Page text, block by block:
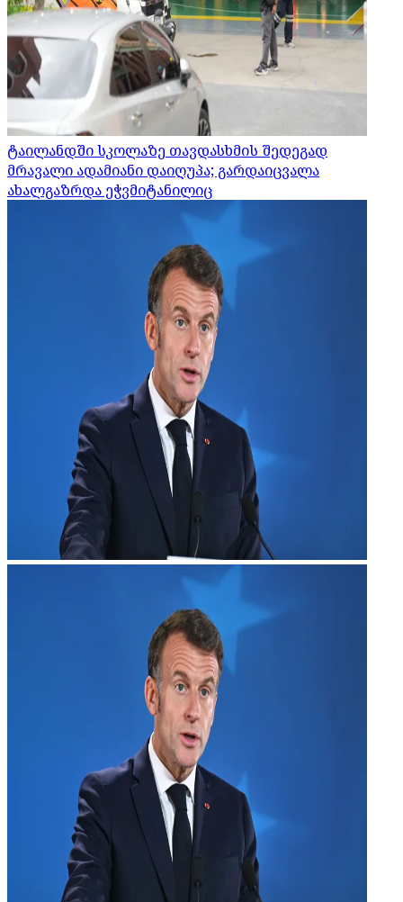
ტაილანდში სკოლაზე თავდასხმის შედეგად
მრავალი ადამიანი დაიღუპა; გარდაიცვალა
ახალგაზრდა ეჭვმიტანილიც